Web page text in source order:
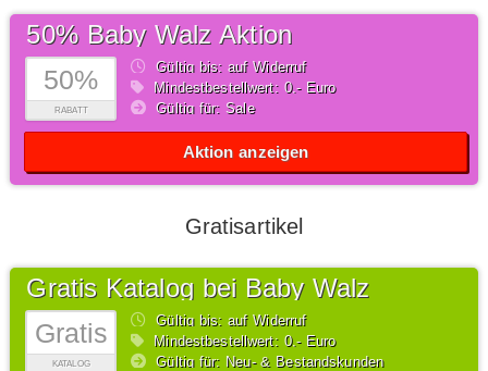
50%
RABATT
50% Baby Walz Aktion
Gültig bis: auf Widerruf
Mindestbestellwert: 0,- Euro
Gültig für: Sale
Aktion anzeigen
Gratisartikel
Gratis
KATALOG
Gratis Katalog bei Baby Walz
Gültig bis: auf Widerruf
Mindestbestellwert: 0,- Euro
Gültig für: Neu- & Bestandskunden